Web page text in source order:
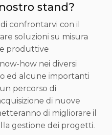
stand?
confrontarvi con il
soluzioni su misura
produttive
how nei diversi
ed alcune importanti
percorso di
di nuove
di migliorare il
gestione dei progetti.